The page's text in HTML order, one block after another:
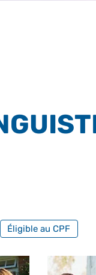
Éligible au CPF